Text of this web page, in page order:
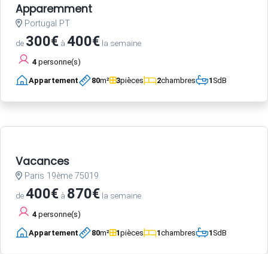
Apparemment
Portugal PT
de 300€ à 400€ la semaine
4 personne(s)
Appartement 80m² 3pièces 2chambres 1SdB
Vacances
Paris 19ème 75019
de400€ à 870€ la semaine
4 personne(s)
Appartement 80m² 1pièces 1chambres 1SdB